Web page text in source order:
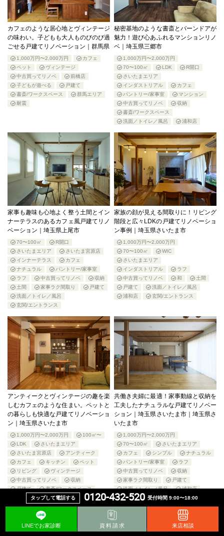
タップして電話する 0120-432-520 受付時間 9:00〜18:00
LINEでお家診断 資料請求 来店相談
カフェのような居心地とヴィンテージ
の味わい。子どもも大人ものびのび過
ごせる戸建てリノベーション｜群馬県
1,000万円〜2,000万円
カフェ
ペット
ヴィンテージ
中古買ってリノベ
前橋店
子どもが遊べる
戸建て
書斎/ワークスペース
群馬エリア
耐震
秘密基地のような書斎とバーンドアが
魅力！遊び心あふれるマンションリノ
ベ｜埼玉県三郷市
1,000万円〜2,000万円
70〜100㎡
LDK
R開口
さいたまエリア
インダストリアル
カフェ
パントリー/家事室
マンション
中古買ってリノベ
収納
書斎/ワークスペース
洗面／トイレ／風呂
浦和店
家事も趣味も心地よく整う土間とイン
ナーテラスのあるカフェ風戸建てリノ
ベーション｜埼玉県上尾市
70〜100㎡
R開口
さいたまエリア
さいたま宮原店
インナーテラス
カフェ
ナチュラル
パントリー/家事室
ラフ
中古買ってリノベ
収納
土間
家事ラク間取り
戸建て
洗面／トイレ／風呂
玄関/エントランス
家族の顔が見える間取りに！リビング
階段と広々LDKの戸建てリノベーショ
ン事例｜埼玉県さいたま市
1,000万円〜2,000万円
70〜100㎡
WIC
さいたまエリア
インダストリアル
ラフ
中古買ってリノベ
和
土間
戸建て
洗面／トイレ／風呂
浦和店
玄関/エントランス
アンティークとヴィンテージの趣を楽
しむカフェのような住まい。ペットと
の暮らしも快適な戸建てリノベーショ
ン｜埼玉県さいたま市
1,000万円〜2,000万円
100㎡〜
LDK
さいたまエリア
さいたま宮原店
アンティーク
カフェ
キッチン
ペット
リビング
ヴィンテージ
中古買ってリノベ
収納
戸建て
書斎/ワークスペース
洗面／トイレ／風呂
共働き夫婦に最適！家事動線と収納を
工夫したナチュラルな戸建てリノベー
ション｜埼玉県さいたま市｜埼玉県さ
いたま市
1,000万円〜2,000万円
70〜100㎡
さいたまエリア
カフェ
シンプル
ナチュラル
パントリー/家事室
ラフ
中古買ってリノベ
収納
家事ラク間取り
戸建て
洗面／トイレ／風呂
浦和店
玄関/エントランス